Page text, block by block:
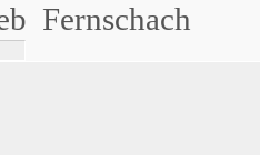
Fernschach